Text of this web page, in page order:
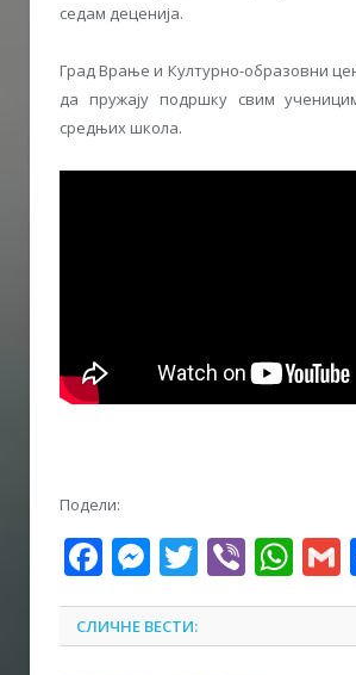
седам деценија.
Град Врање и Културно-образовни
да пружају подршку свим
средњих школа.
Подели:
Facebook
Messenger
Twitter
Viber
СЛИЧНЕ ВЕСТИ: